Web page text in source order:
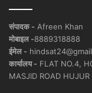
संपादक - Afreen Khan
मोबाइल -8889318888
ईमेल -
कार्यालय - FLAT NO.4,
MASJID ROAD